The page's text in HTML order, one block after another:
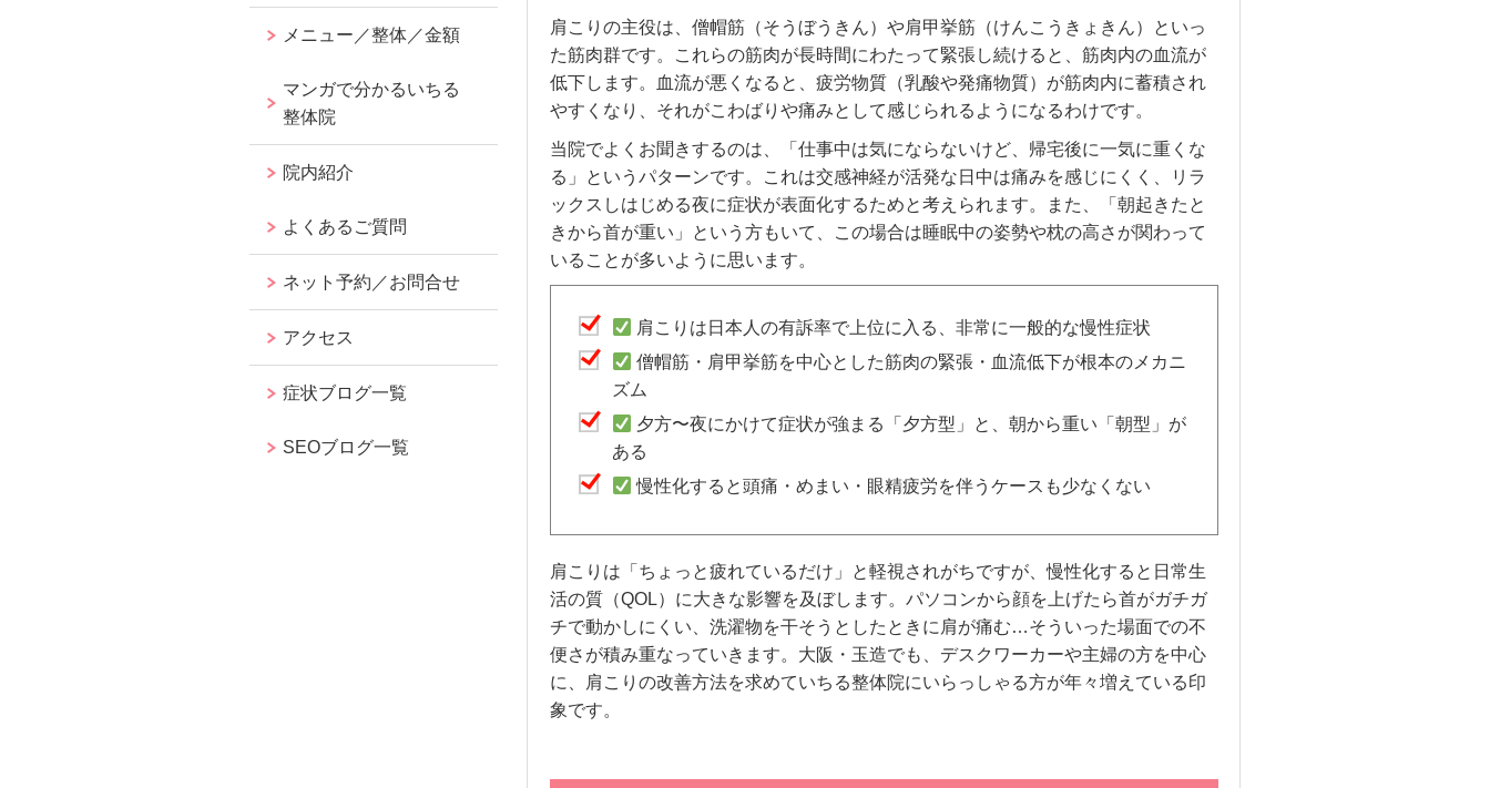
肩こりの主役は、僧帽筋（そうぼうきん）や肩甲挙筋（けんこうきょきん）といっ
た筋肉群です。これらの筋肉が長時間にわたって緊張し続けると、筋肉内の血流が
低下します。血流が悪くなると、疲労物質（乳酸や発痛物質）が筋肉内に蓄積され
やすくなり、それがこわばりや痛みとして感じられるようになるわけです。
当院でよくお聞きするのは、「仕事中は気にならないけど、帰宅後に一気に重くな
る」というパターンです。これは交感神経が活発な日中は痛みを感じにくく、リラ
ックスしはじめる夜に症状が表面化するためと考えられます。また、「朝起きたと
きから首が重い」という方もいて、この場合は睡眠中の姿勢や枕の高さが関わって
いることが多いように思います。
肩こりは日本人の有訴率で上位に入る、非常に一般的な慢性症状
僧帽筋・肩甲挙筋を中心とした筋肉の緊張・血流低下が根本のメカニ
ズム
夕方〜夜にかけて症状が強まる「夕方型」と、朝から重い「朝型」が
ある
慢性化すると頭痛・めまい・眼精疲労を伴うケースも少なくない
肩こりは「ちょっと疲れているだけ」と軽視されがちですが、慢性化すると日常生
活の質（QOL）に大きな影響を及ぼします。パソコンから顔を上げたら首がガチガ
チで動かしにくい、洗濯物を干そうとしたときに肩が痛む…そういった場面での不
便さが積み重なっていきます。大阪・玉造でも、デスクワーカーや主婦の方を中心
に、肩こりの改善方法を求めていちる整体院にいらっしゃる方が年々増えている印
象です。
メニュー／整体／金額
マンガで分かるいちる
整体院
院内紹介
よくあるご質問
ネット予約／お問合せ
アクセス
症状ブログ一覧
SEOブログ一覧